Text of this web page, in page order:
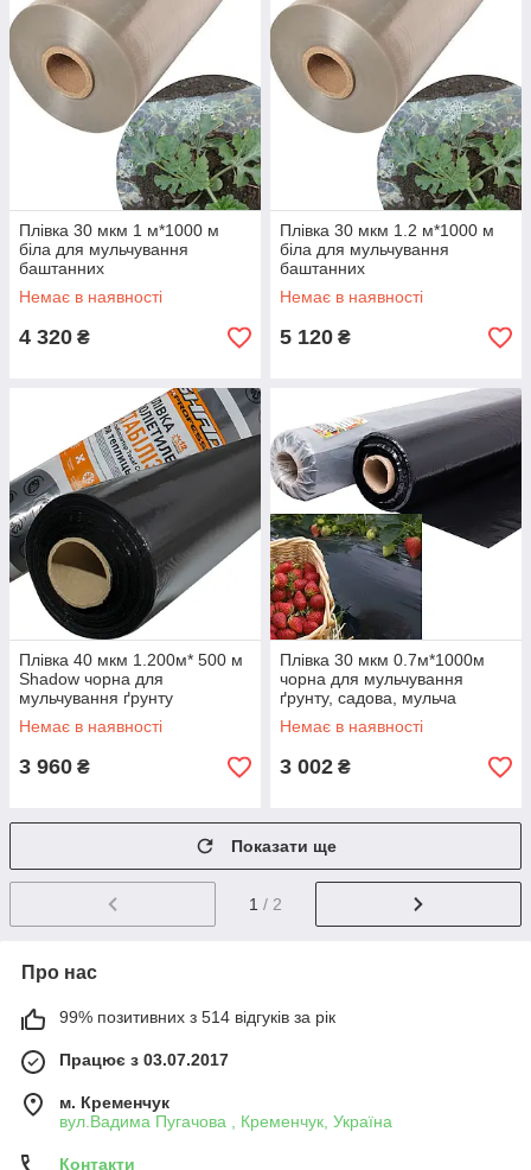
Плівка 30 мкм 1 м*1000 м
біла для мульчування
баштанних
Немає в наявності
4 320 ₴
Плівка 30 мкм 1.2 м*1000 м
біла для мульчування
баштанних
Немає в наявності
5 120 ₴
Плівка 40 мкм 1.200м* 500 м
Shadow чорна для
мульчування ґрунту
Немає в наявності
3 960 ₴
Плівка 30 мкм 0.7м*1000м
чорна для мульчування
ґрунту, садова, мульча
Немає в наявності
3 002 ₴
Показати ще
1 / 2
Про нас
99% позитивних з 514 відгуків за рік
Працює з 03.07.2017
м. Кременчук
вул.Вадима Пугачова , Кременчук, Україна
Контакти